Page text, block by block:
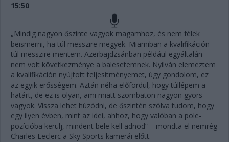
15:50
„Mindig nagyon őszinte vagyok magamhoz, és nem félek
beismerni, ha túl messzire megyek. Miamiban a kvalifikáción
túl messzire mentem. Azerbajdzsánban például egyáltalán
nem volt következménye a balesetemnek. Nyilván elemeztem
a kvalifikáción nyújtott teljesítményemet, úgy gondolom, ez
az egyik erősségem. Aztán néha előfordul, hogy túllépem a
határt, de ez is olyan, ami miatt szombaton nagyon gyors
vagyok. Vissza lehet húzódni, de őszintén szólva tudom, hogy
egy ilyen évben, mint az idei, ahhoz, hogy valóban a pole-
pozícióba kerülj, mindent bele kell adnod” – mondta el nemrég
Charles Leclerc a Sky Sports kamerái előtt.